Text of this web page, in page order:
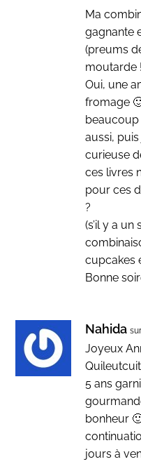
Ma
gagnante
(preums
moutarde !
Oui, une
fromage
aussi,
curieuse
ces livres
pour ces
?
(s’il y a
cupcakes
Bonne
Nahida
Joyeux
5 ans
bonheur
jours à